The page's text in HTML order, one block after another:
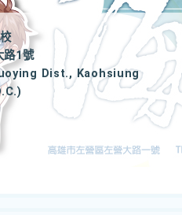
路1號
Dist., Kaohsiung